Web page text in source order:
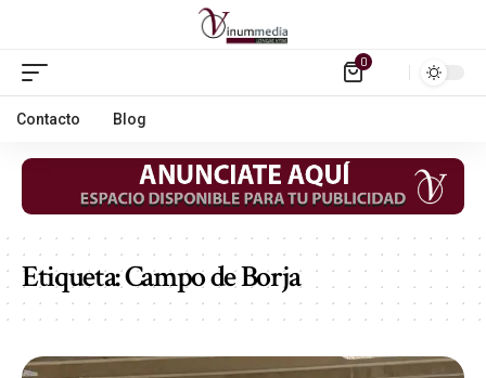
0
Contacto Blog
Etiqueta:Campo de Borja